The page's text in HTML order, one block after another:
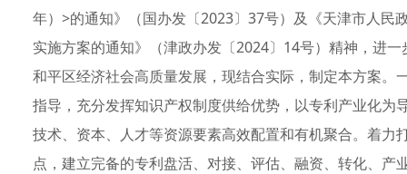
年）>的通知》（国办发〔2023〕37号）及《天津市人民
实施方案的通知》（津政办发〔2024〕14号）精神，进
和平区经济社会高质量发展，现结合实际，制定本方案
指导，充分发挥知识产权制度供给优势，以专利产业化
技术、资本、人才等资源要素高效配置和有机聚合。着
点，建立完备的专利盘活、对接、评估、融资、转化、